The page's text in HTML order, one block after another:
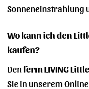
Sonneneinstrahlung
Wo kann ich den
kaufen?
Denferm LIVING
Sie in unserem